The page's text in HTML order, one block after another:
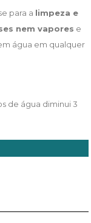
para a limpeza e
nem vapores e
água em qualquer
de água diminui 3